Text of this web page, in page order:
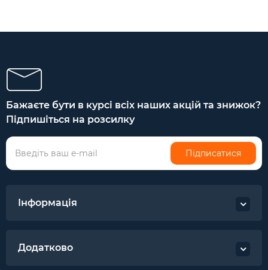
Бажаєте бути в курсі всіх наших акцій та знижок?
Підпишіться на розсилку
Підписатися
Інформація
Додатково